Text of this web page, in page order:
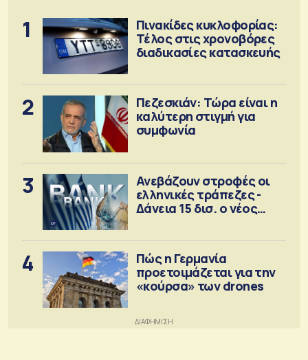
1
Πινακίδες κυκλοφορίας:
Τέλος στις χρονοβόρες
διαδικασίες κατασκευής
2
Πεζεσκιάν: Τώρα είναι η
καλύτερη στιγμή για
συμφωνία
3
Ανεβάζουν στροφές οι
ελληνικές τράπεζες -
Δάνεια 15 δισ. ο νέος
4
Πώς η Γερμανία
προετοιμάζεται για την
«κούρσα» των drones